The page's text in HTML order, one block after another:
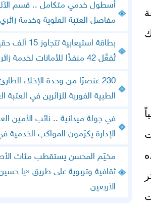
يومياً
أسطول خدمي متكامل .. قسم
مفاصل العتبة العلوية وخدمة زائري
بطاقة
تُفعِّل 42 منفذًا للأمانات لخدمة زائري الأربعين
230 عنصرًا من وحدة الإخلاء
الطبية الفورية للزائرين في العتبة
في جولة ميدانية .. نائب الأمين
الإدارة يكرّمون المواكب الخدمية
مخيّم المحسن يستقطب مئات
ثقافية وتربوية على طريق «يا
الأربعين